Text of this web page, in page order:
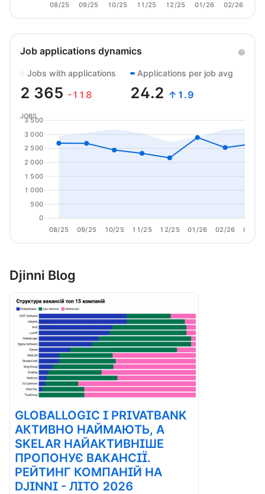
08/25 09/25 10/25 11/25 12/25 01/26 02/26
Job applications dynamics
Jobs with applications
2 365 -118
Applications per job avg
24.2 ↑1.9
08/25 09/25 10/25 11/25 12/25 01/26 02/26 03/26
0
500
1 000
1 500
2 000
2 500
3 000
3 500
JOBS
Djinni Blog
GLOBALLOGIC І PRIVATBANK
АКТИВНО НАЙМАЮТЬ, А
SKELAR НАЙАКТИВНІШЕ
ПРОПОНУЄ ВАКАНСІЇ.
РЕЙТИНГ КОМПАНІЙ НА
DJINNI - ЛІТО 2026